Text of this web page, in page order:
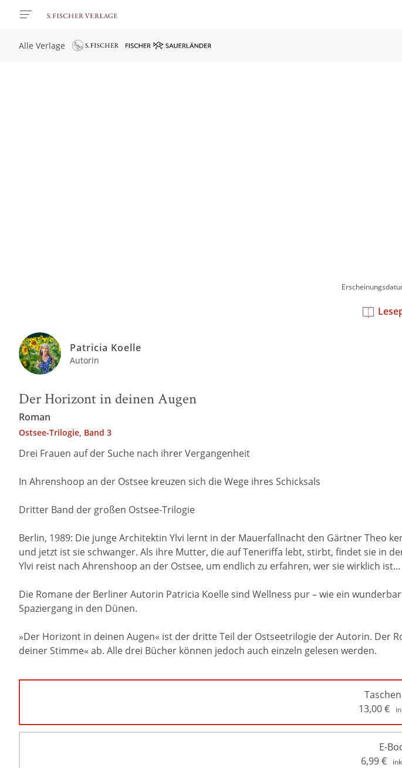
Alle Verlage
Patricia Koelle
Autorin
Der Horizont in deinen Augen
Roman
Ostsee-Trilogie, Band 3
Drei Frauen auf der Suche nach ihrer Vergangenheit
In Ahrenshoop an der Ostsee kreuzen sich die Wege ihres Schicksals
Dritter Band der großen Ostsee-Trilogie
Berlin, 1989: Die junge Architektin Ylvi lernt in der Mauerfallnacht den Gärtner Theo
und jetzt ist sie schwanger. Als ihre Mutter, die auf Teneriffa lebt, stirbt, findet sie in
Ylvi reist nach Ahrenshoop an der Ostsee, um endlich zu erfahren, wer sie wirklich ist…
Die Romane der Berliner Autorin Patricia Koelle sind Wellness pur – wie ein
Spaziergang in den Dünen.
»Der Horizont in deinen Augen« ist der dritte Teil der Ostseetrilogie der Autorin. Der
deiner Stimme« ab. Alle drei Bücher können jedoch auch einzeln gelesen werden.
13,00€
E-
6,99€